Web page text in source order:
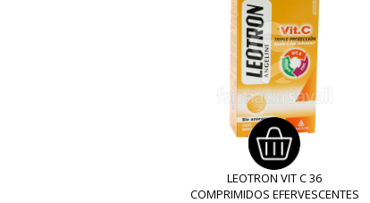
LEOTRON VIT C 36
COMPRIMIDOS EFERVESCENTES